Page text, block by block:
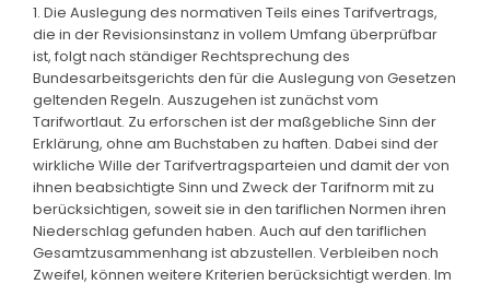
1. Die Auslegung des normativen Teils eines Tarifvertrags,
die in der Revisionsinstanz in vollem Umfang überprüfbar
ist, folgt nach ständiger Rechtsprechung des
Bundesarbeitsgerichts den für die Auslegung von Gesetzen
geltenden Regeln. Auszugehen ist zunächst vom
Tarifwortlaut. Zu erforschen ist der maßgebliche Sinn der
Erklärung, ohne am Buchstaben zu haften. Dabei sind der
wirkliche Wille der Tarifvertragsparteien und damit der von
ihnen beabsichtigte Sinn und Zweck der Tarifnorm mit zu
berücksichtigen, soweit sie in den tariflichen Normen ihren
Niederschlag gefunden haben. Auch auf den tariflichen
Gesamtzusammenhang ist abzustellen. Verbleiben noch
Zweifel, können weitere Kriterien berücksichtigt werden. Im